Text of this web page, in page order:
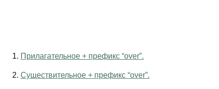
1. Прилагательное + префикс “over”.
2. Существительное + префикс “over”.